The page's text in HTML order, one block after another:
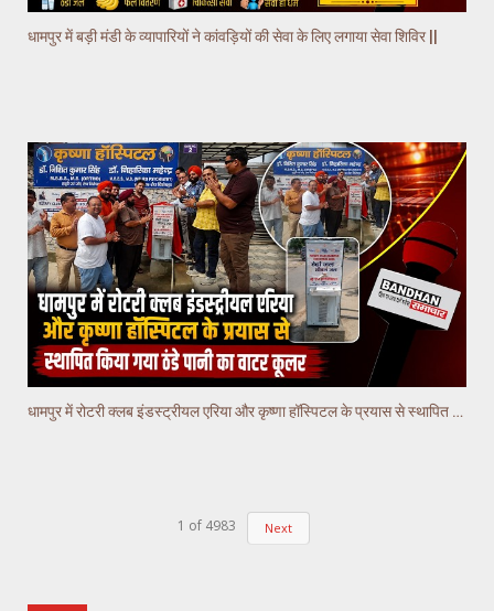
धामपुर में बड़ी मंडी के व्यापारियों ने कांवड़ियों की सेवा के लिए लगाया सेवा शिविर ||
धामपुर में रोटरी क्लब इंडस्ट्रीयल एरिया और कृष्णा हॉस्पिटल के प्रयास से स्थापित किया गया वाटर कूलर
1 of 4983 Next